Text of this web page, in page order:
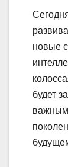
новые
будет